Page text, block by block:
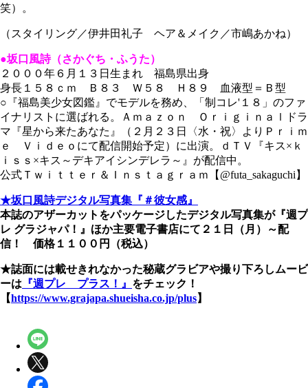
笑）。
（スタイリング／伊井田礼子 ヘア＆メイク／市嶋あかね）
●坂口風詩（さかぐち・ふうた）
２０００年６月１３日生まれ 福島県出身
身長１５８ｃｍ Ｂ８３ Ｗ５８ Ｈ８９ 血液型＝Ｂ型
○『福島美少女図鑑』でモデルを務め、「制コレ'１８」のファ
イナリストに選ばれる。Ａｍａｚｏｎ Ｏｒｉｇｉｎａｌドラ
マ『星から来たあなた』（２月２３日〈水・祝〉よりＰｒｉｍ
ｅ Ｖｉｄｅｏにて配信開始予定）に出演。ｄＴＶ『キス×ｋ
ｉｓｓ×キス～デキアイシンデレラ～』が配信中。
公式Ｔｗｉｔｔｅｒ＆Ｉｎｓｔａｇｒａｍ【@futa_sakaguchi】
★坂口風詩デジタル写真集『＃彼女感』
本誌のアザーカットをパッケージしたデジタル写真集が『週プ
レ グラジャパ！』ほか主要電子書店にて２１日（月）～配
信！ 価格１１００円（税込）
★誌面には載せきれなかった秘蔵グラビアや撮り下ろしムービ
ーは 『週プレ プラス！』 をチェック！
【https://www.grajapa.shueisha.co.jp/plus】